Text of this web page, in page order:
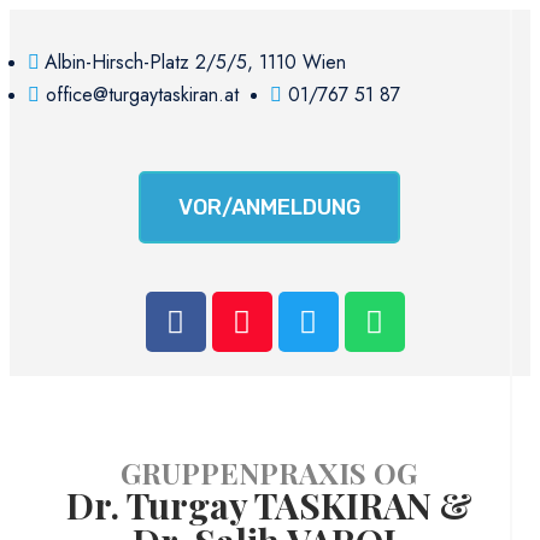
Albin-Hirsch-Platz 2/5/5, 1110 Wien
office@turgaytaskiran.at
01/767 51 87
VOR/ANMELDUNG
GRUPPENPRAXIS OG
Dr. Turgay TASKIRAN &